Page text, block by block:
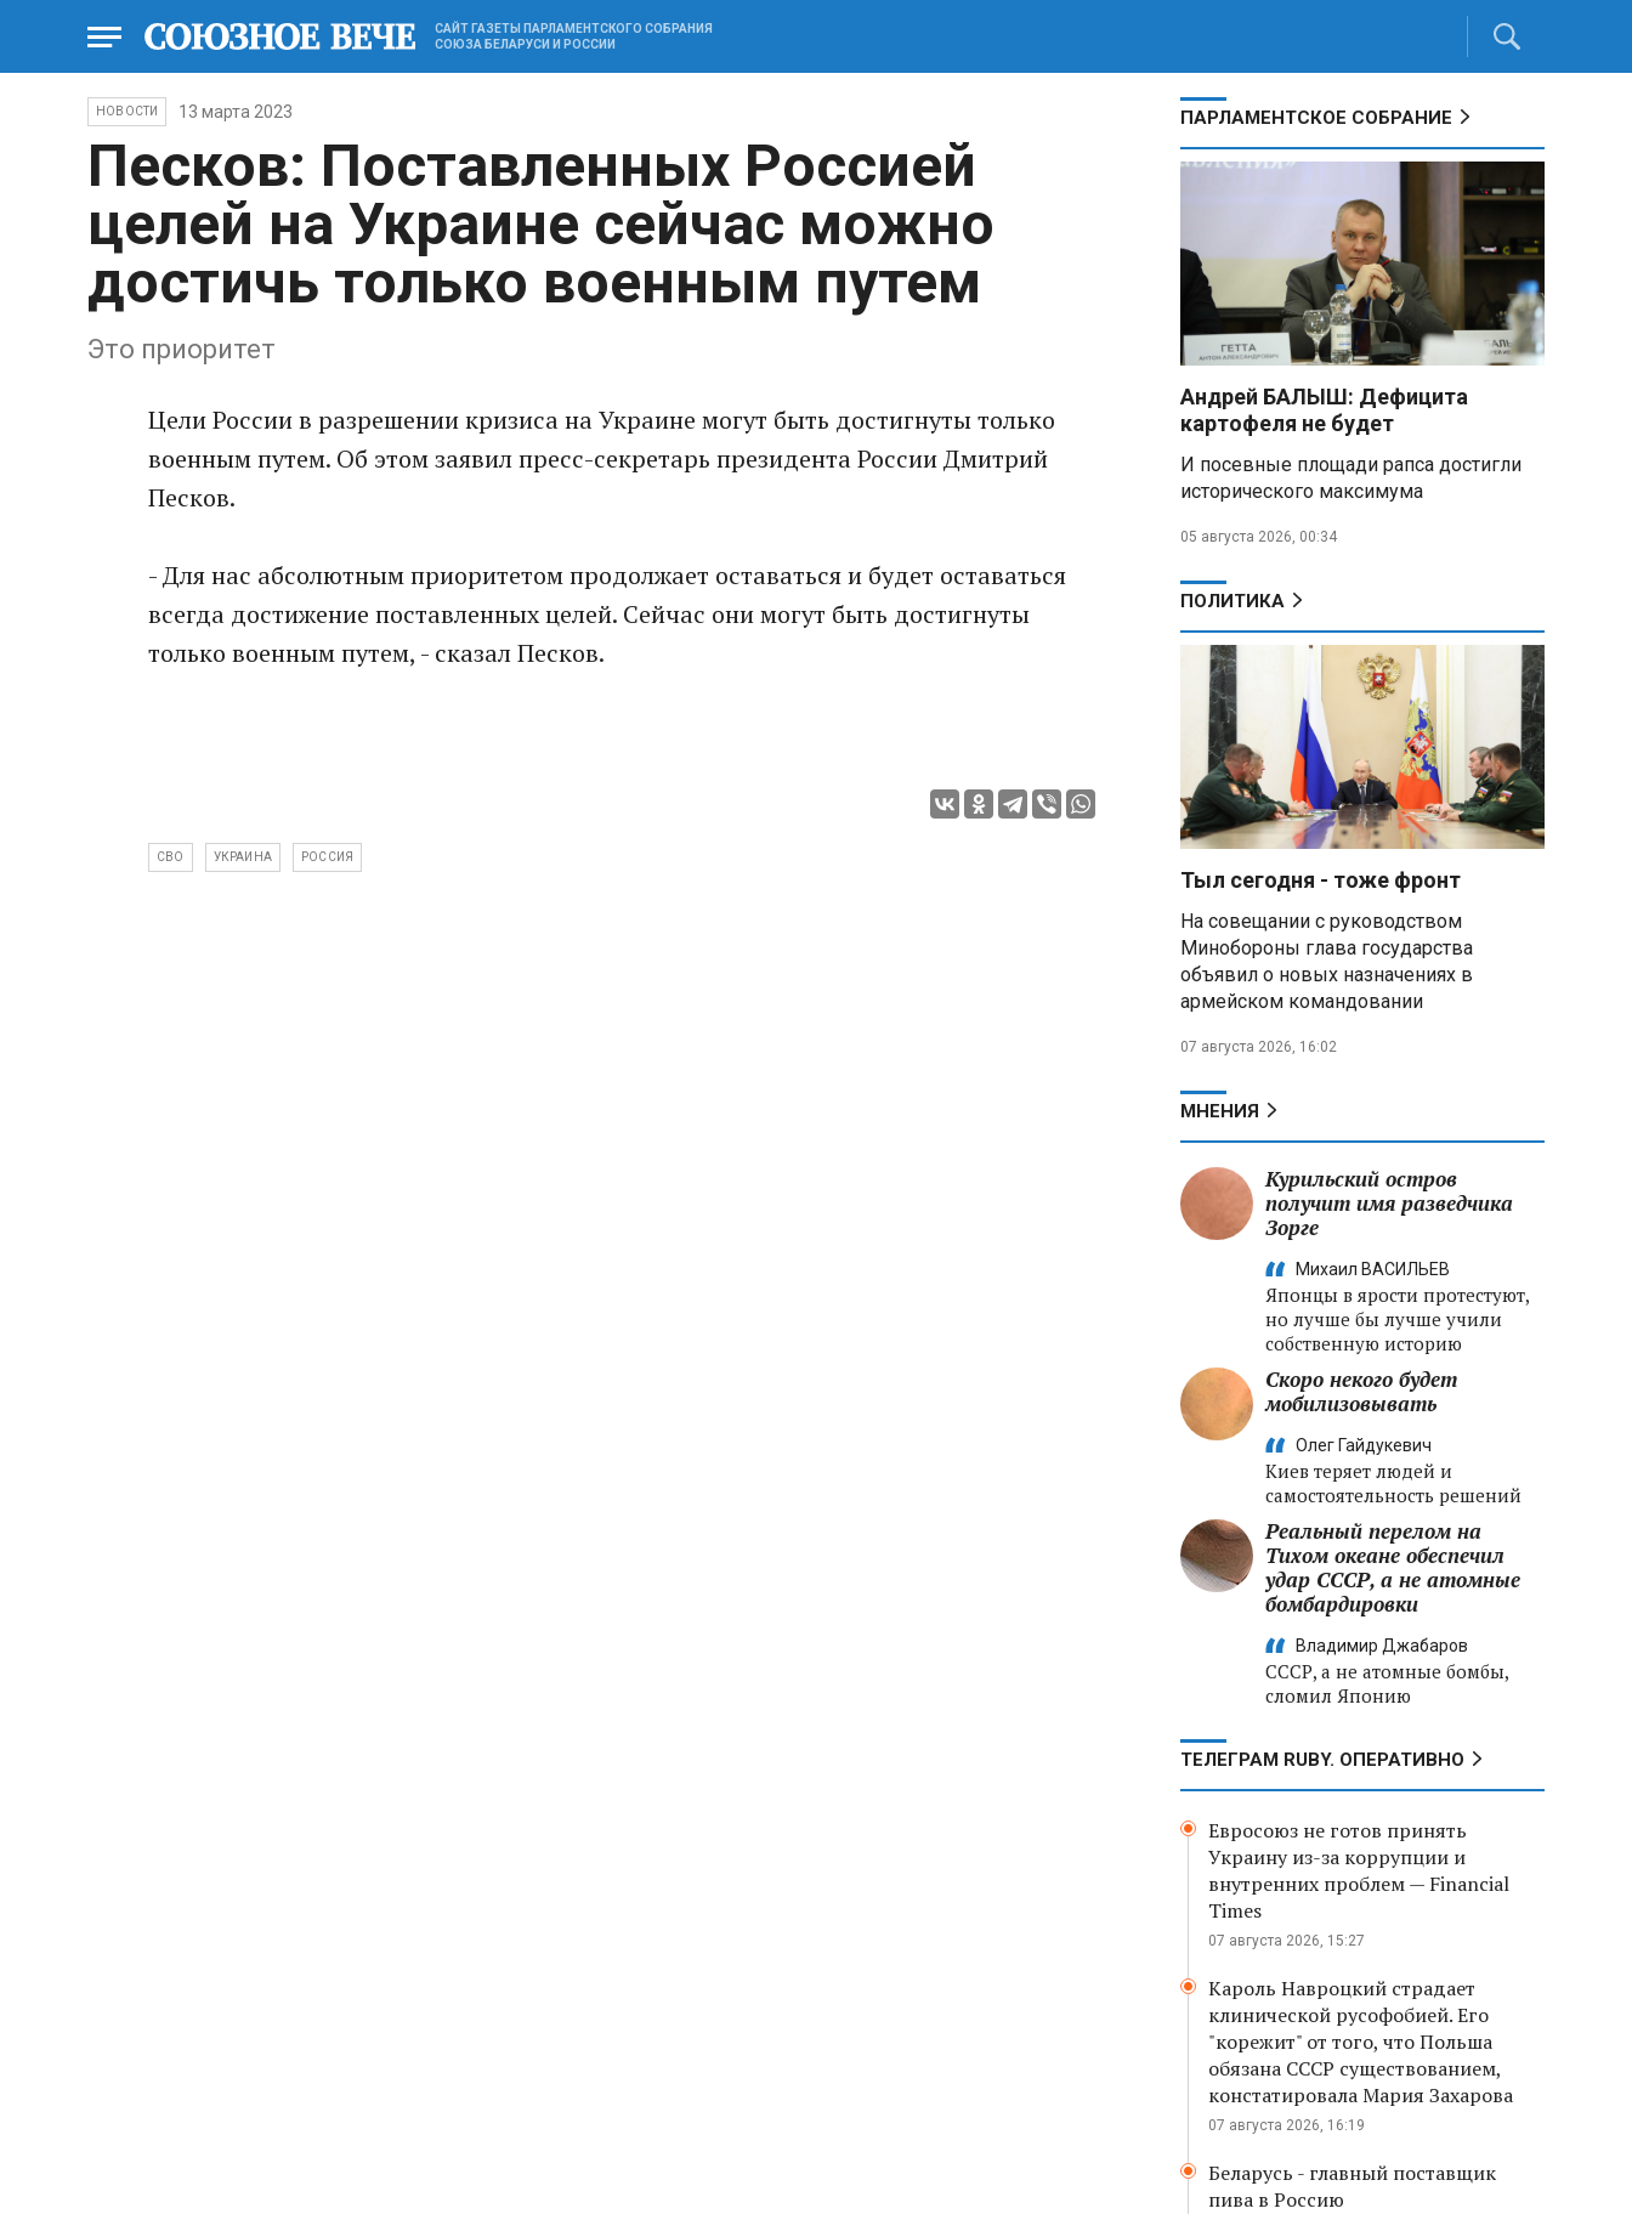
САЙТ ГАЗЕТЫ ПАРЛАМЕНТСКОГО СОБРАНИЯ
СОЮЗА БЕЛАРУСИ И РОССИИ
НОВОСТИ 13 марта 2023
Песков: Поставленных Россией
целей на Украине сейчас можно
достичь только военным путем
Это приоритет
Цели России в разрешении кризиса на Украине могут быть достигнуты только
военным путем. Об этом заявил пресс-секретарь президента России Дмитрий
Песков.
- Для нас абсолютным приоритетом продолжает оставаться и будет оставаться
всегда достижение поставленных целей. Сейчас они могут быть достигнуты
только военным путем, - сказал Песков.
СВО УКРАИНА РОССИЯ
ПАРЛАМЕНТСКОЕ СОБРАНИЕ
Андрей БАЛЫШ: Дефицита
картофеля не будет
И посевные площади рапса достигли
исторического максимума
05 августа 2026, 00:34
ПОЛИТИКА
Тыл сегодня - тоже фронт
На совещании с руководством
Минобороны глава государства
объявил о новых назначениях в
армейском командовании
07 августа 2026, 16:02
МНЕНИЯ
Курильский остров
получит имя разведчика
Зорге
Михаил ВАСИЛЬЕВ
Японцы в ярости протестуют,
но лучше бы лучше учили
собственную историю
Скоро некого будет
мобилизовывать
Олег Гайдукевич
Киев теряет людей и
самостоятельность решений
Реальный перелом на
Тихом океане обеспечил
удар СССР, а не атомные
бомбардировки
Владимир Джабаров
СССР, а не атомные бомбы,
сломил Японию
ТЕЛЕГРАМ RUBY. ОПЕРАТИВНО
Евросоюз не готов принять
Украину из-за коррупции и
внутренних проблем — Financial
Times
07 августа 2026, 15:27
Кароль Навроцкий страдает
клинической русофобией. Его
"корежит" от того, что Польша
обязана СССР существованием,
констатировала Мария Захарова
07 августа 2026, 16:19
Беларусь - главный поставщик
пива в Россию